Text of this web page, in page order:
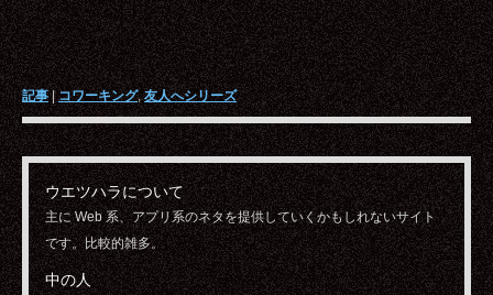
記事|コワーキング,友人へシリーズ
ウエツハラについて
主に Web 系、アプリ系のネタを提供していくかもしれないサイト
です。比較的雑多。
中の人